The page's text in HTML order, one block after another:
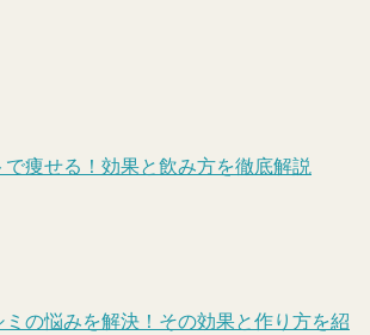
痩せる！効果と飲み方を徹底解説
の悩みを解決！その効果と作り方を紹